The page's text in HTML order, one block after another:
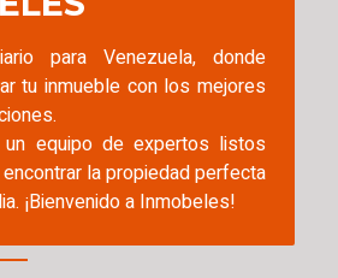
para Venezuela, donde
tu inmueble con los mejores
un equipo de expertos listos
la propiedad perfecta
¡Bienvenido a Inmobeles!